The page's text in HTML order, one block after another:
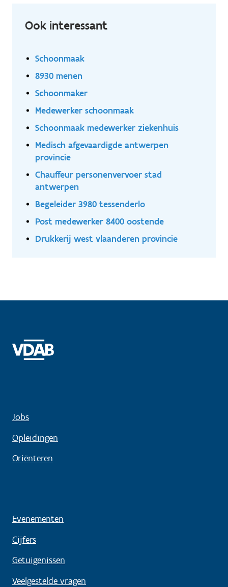
Ook interessant
Schoonmaak
8930 menen
Schoonmaker
Medewerker schoonmaak
Schoonmaak medewerker ziekenhuis
Medisch afgevaardigde antwerpen
provincie
Chauffeur personenvervoer stad
antwerpen
Begeleider 3980 tessenderlo
Post medewerker 8400 oostende
Drukkerij west vlaanderen provincie
Jobs
Opleidingen
Oriënteren
Evenementen
Cijfers
Getuigenissen
Veelgestelde vragen